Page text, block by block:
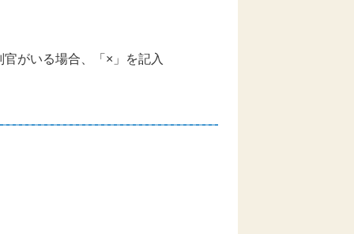
がいる場合、「×」を記入